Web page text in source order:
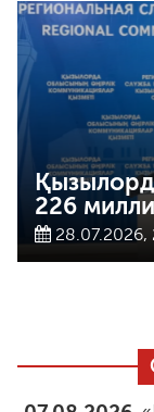
226
28.07.2026,